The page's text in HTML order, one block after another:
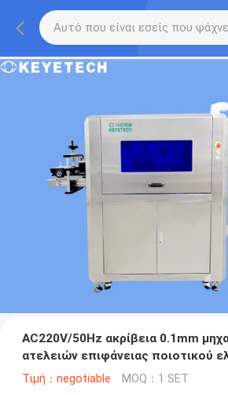
AC220V/50Hz ακρίβεια 0.1mm
ατελειών επιφάνειας ποιοτικού
Τιμή：negotiable MOQ：1 SET